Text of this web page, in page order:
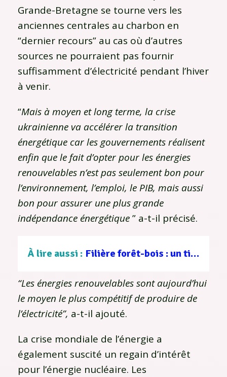
Grande-Bretagne se tourne vers les
anciennes centrales au charbon en
“dernier recours” au cas où d’autres
sources ne pourraient pas fournir
suffisamment d’électricité pendant l’hiver
à venir.
“Mais à moyen et long terme, la crise
ukrainienne va accélérer la transition
énergétique car les gouvernements réalisent
enfin que le fait d’opter pour les énergies
renouvelables n’est pas seulement bon pour
l’environnement, l’emploi, le PIB, mais aussi
bon pour assurer une plus grande
indépendance énergétique” a-t-il précisé.
À lire aussi : Filière forêt-bois : un tissu d’entreprises au service d’une gestion durable
“Les énergies renouvelables sont aujourd’hui
le moyen le plus compétitif de produire de
l’électricité”, a-t-il ajouté.
La crise mondiale de l’énergie a
également suscité un regain d’intérêt
pour l’énergie nucléaire. Les